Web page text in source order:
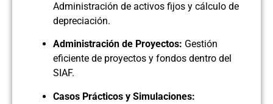
Administración de activos fijos y cálculo de
depreciación.
Administración de Proyectos: Gestión
eficiente de proyectos y fondos dentro del
SIAF.
Casos Prácticos y Simulaciones: